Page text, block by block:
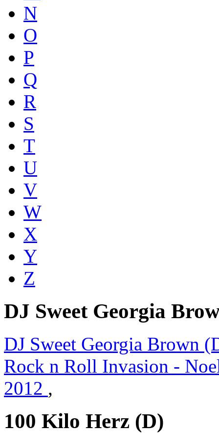
N
O
P
Q
R
S
T
U
V
W
X
Y
Z
DJ Sweet Georgia
DJ Sweet Georgia Brown
Rock n Roll Invasion -
2012 ,
100 Kilo Herz (D)